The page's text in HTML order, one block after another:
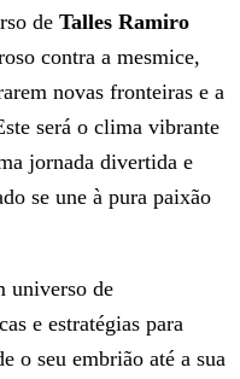
de Talles Ramiro
contra a mesmice,
novas fronteiras e a
será o clima vibrante
jornada divertida e
se une à pura paixão
universo de
e estratégias para
o seu embrião até a sua